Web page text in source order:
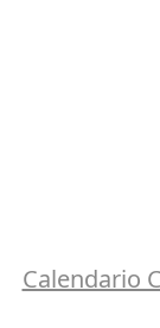
Calendario